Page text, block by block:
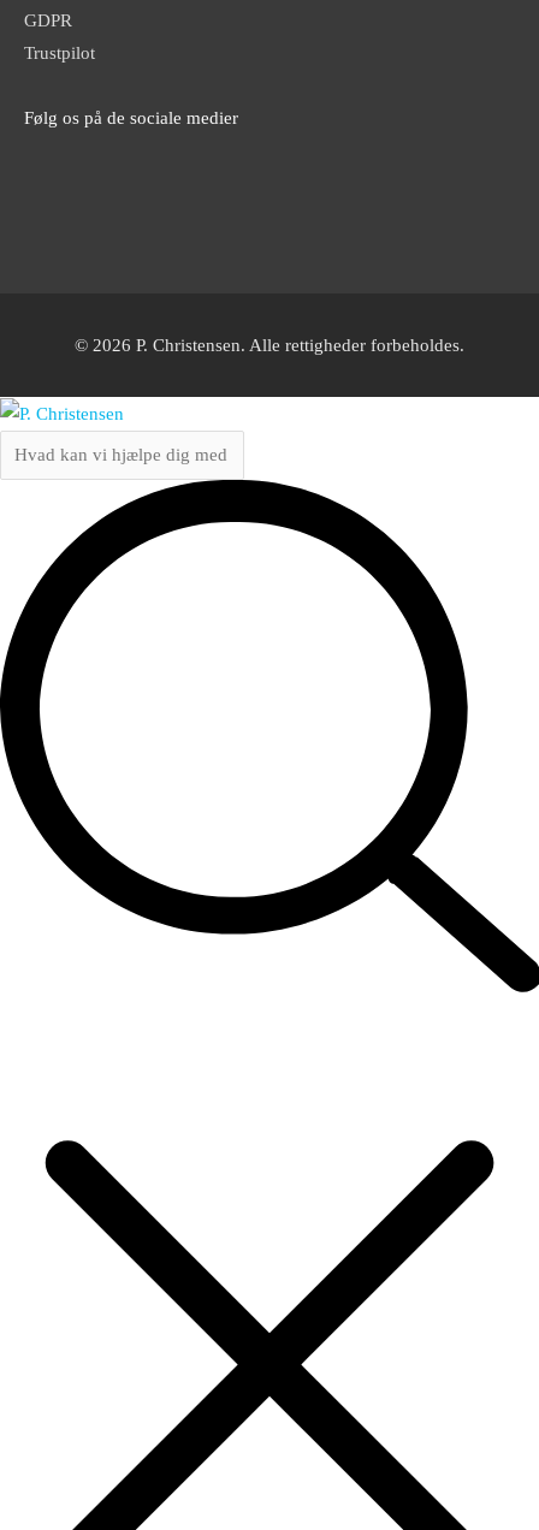
GDPR
Trustpilot
Følg os på de sociale medier
© 2026 P. Christensen. Alle rettigheder forbeholdes.